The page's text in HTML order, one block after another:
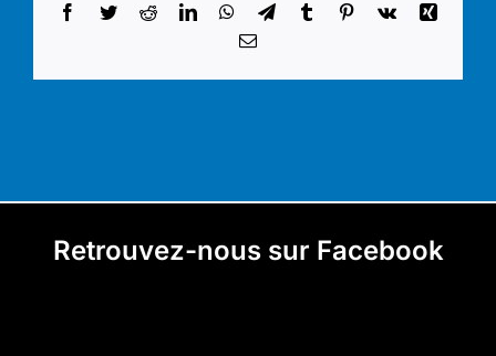
Facebook
TwitterRedditLinkedInWhatsApp
TelegramTumblr Pinterest
Vk
Xing
Email
Retrouvez-nous sur Facebook